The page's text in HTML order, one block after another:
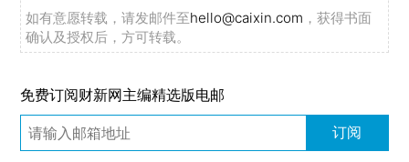
如有意愿转载，请发邮件至hello@caixin.com ，获得书面
确认及授权后，方可转载。
免费订阅财新网主编精选版电邮
订阅